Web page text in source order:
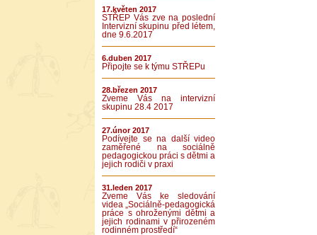
17.květen 2017
STŘEP Vás zve na poslední
Intervizní skupinu před létem,
dne 9.6.2017
6.duben 2017
Připojte se k týmu STŘEPu
28.březen 2017
Zveme Vás na intervizní
skupinu 28.4 2017
27.únor 2017
Podívejte se na další video
zaměřené na sociálně
pedagogickou práci s dětmi a
jejich rodiči v praxi
31.leden 2017
Zveme Vás ke sledování
videa „Sociálně-pedagogická
práce s ohroženými dětmi a
jejich rodinami v přirozeném
rodinném prostředí“